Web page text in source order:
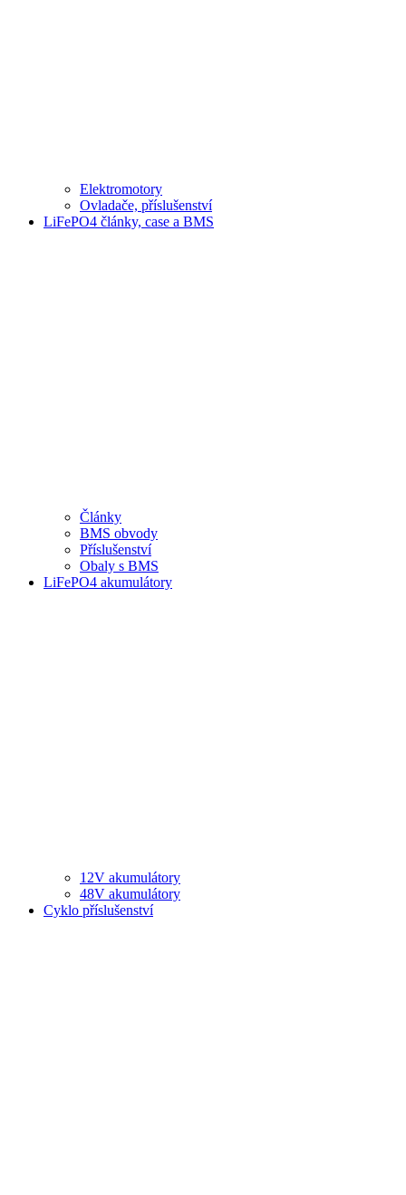
Elektromotory
Ovladače, příslušenství
LiFePO4 články, case a BMS
Články
BMS obvody
Příslušenství
Obaly s BMS
LiFePO4 akumulátory
12V akumulátory
48V akumulátory
Cyklo příslušenství